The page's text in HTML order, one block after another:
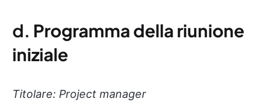
d. Programma della riunione
iniziale
Titolare: Project manager